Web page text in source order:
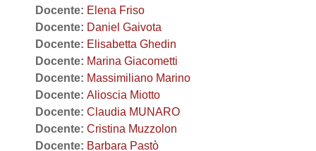
Docente: Elena Friso
Docente: Daniel Gaivota
Docente: Elisabetta Ghedin
Docente: Marina Giacometti
Docente: Massimiliano Marino
Docente: Alioscia Miotto
Docente: Claudia MUNARO
Docente: Cristina Muzzolon
Docente: Barbara Pastò